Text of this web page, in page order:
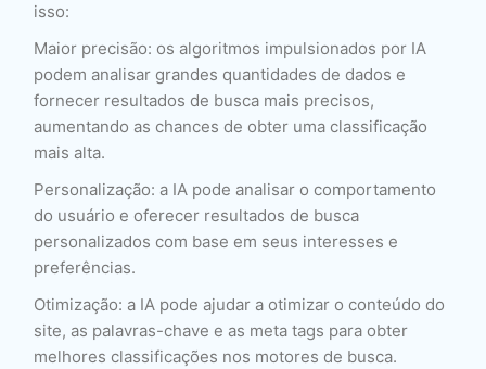
isso:
Maior precisão: os algoritmos impulsionados por IA
podem analisar grandes quantidades de dados e
fornecer resultados de busca mais precisos,
aumentando as chances de obter uma classificação
mais alta.
Personalização: a IA pode analisar o comportamento
do usuário e oferecer resultados de busca
personalizados com base em seus interesses e
preferências.
Otimização: a IA pode ajudar a otimizar o conteúdo do
site, as palavras-chave e as meta tags para obter
melhores classificações nos motores de busca.